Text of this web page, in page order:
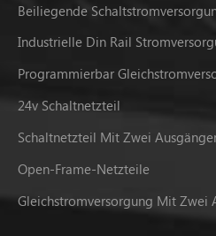
Beiliegende
Industrielle Din Rail
24v Schaltnetzteil
Schaltnetzteil Mit Zwei
Open-Frame-Netzteile